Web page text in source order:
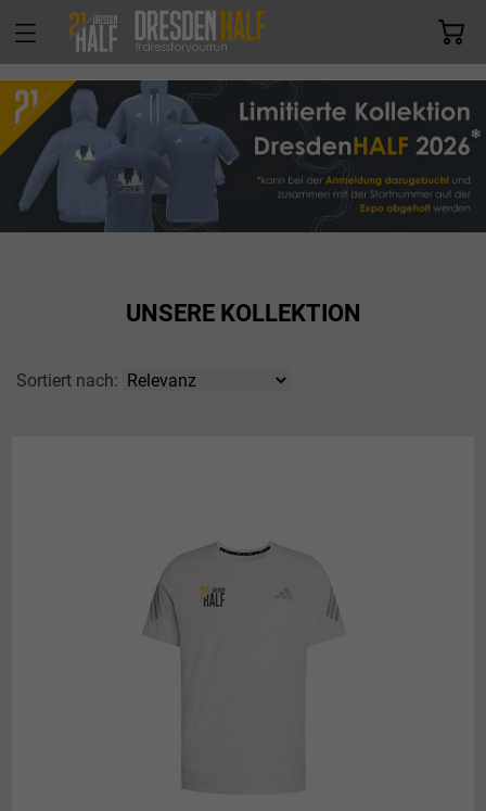
UNSERE KOLLEKTION
Sortiert nach: